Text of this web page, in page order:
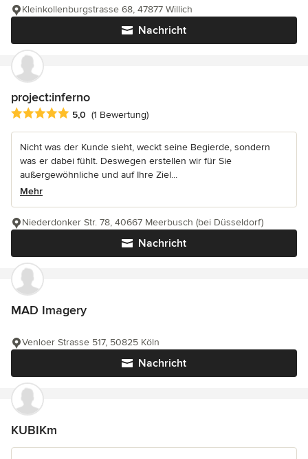
Nachricht
Kleinkollenburgstrasse 68, 47877 Willich
project:inferno
Durchschnittliche Bewertung: 5 von 5 Sternen
5,0 (1 Bewertung)
Nicht was der Kunde sieht, weckt seine Begierde, sondern
was er dabei fühlt. Deswegen erstellen wir für Sie
außergewöhnliche und auf Ihre Ziel...
Mehr
Nachricht
Niederdonker Str. 78, 40667 Meerbusch (bei Düsseldorf)
MAD Imagery
Nachricht
Venloer Strasse 517, 50825 Köln
KUBIKm